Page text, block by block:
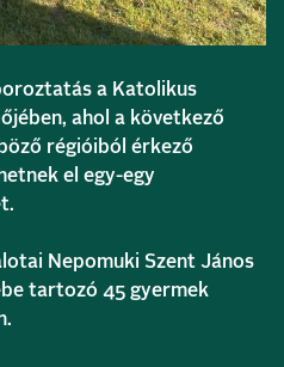
a Katolikus
ahol a következő
régióiból érkező
el egy-egy
Nepomuki Szent János
tartozó 45 gyermek